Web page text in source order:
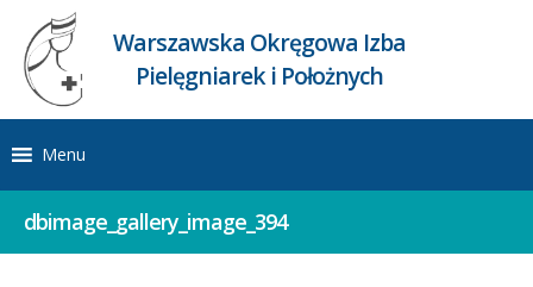
Warszawska Okręgowa Izba
Pielęgniarek i Położnych
Menu
dbimage_gallery_image_394